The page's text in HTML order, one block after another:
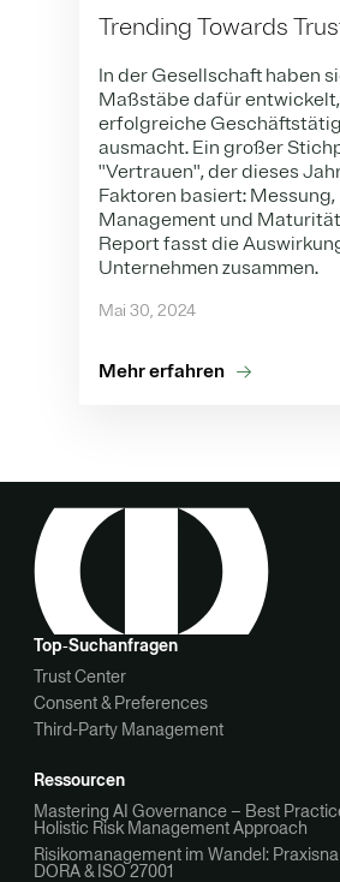
Trending Towards
In der Gesellschaft haben
Maßstäbe dafür
erfolgreiche
ausmacht. Ein großer
"Vertrauen", der dieses
Faktoren basiert: Messung,
Management und
Report fasst die
Unternehmen zusammen.
Mai 30, 2024
Mehr erfahren
Top‑Suchanfragen
Trust Center
Consent & Preferences
Third-Party Management
Ressourcen
Mastering AI Governance – Best
Holistic Risk Management Approach
Risikomanagement im Wandel:
DORA & ISO 27001